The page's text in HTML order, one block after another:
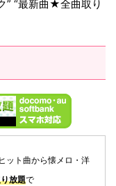
” “最新曲★全曲取り
ット曲から懐メロ・洋
放題で